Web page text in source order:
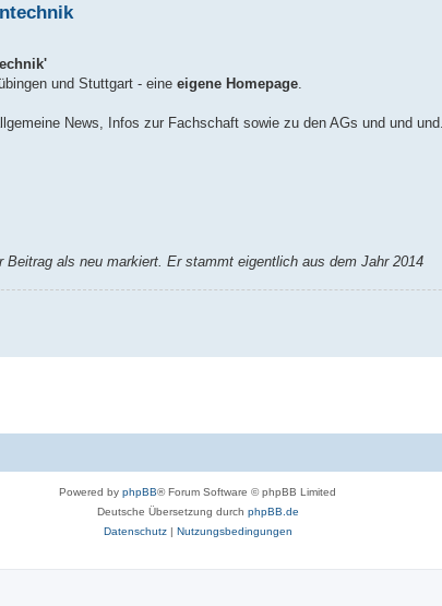
und Stuttgart - eine eigene Homepage.
News, Infos zur Fachschaft sowie zu den AGs und und
als neu markiert. Er stammt eigentlich aus dem Jahr 2014
Powered by phpBB® Forum Software © phpBB Limited
Deutsche Übersetzung durch phpBB.de
Datenschutz| Nutzungsbedingungen